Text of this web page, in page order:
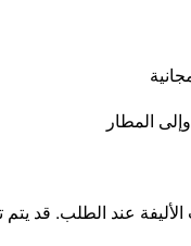
المطار
الأليفة عند الطلب. قد